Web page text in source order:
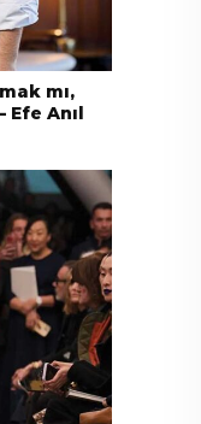
mı,
Efe Anıl